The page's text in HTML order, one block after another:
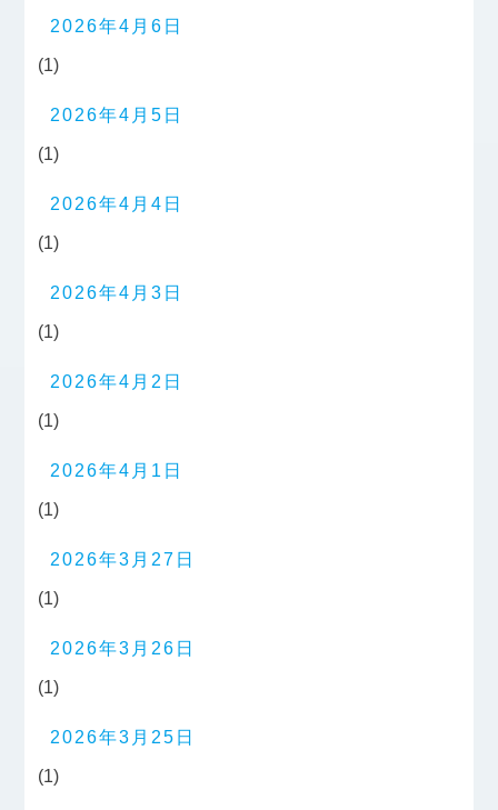
2026年4月6日
(1)
2026年4月5日
(1)
2026年4月4日
(1)
2026年4月3日
(1)
2026年4月2日
(1)
2026年4月1日
(1)
2026年3月27日
(1)
2026年3月26日
(1)
2026年3月25日
(1)